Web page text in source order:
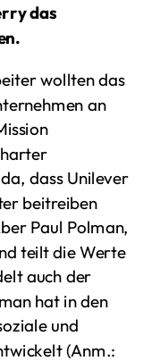
das
wollten das
an
dass Unilever
beitreiben
Paul Polman,
teilt die Werte
auch der
hat in den
und
(Anm.: